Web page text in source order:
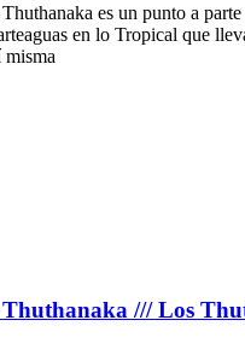
es un punto a
en lo Tropical que
misma
Thuthanaka /// Los